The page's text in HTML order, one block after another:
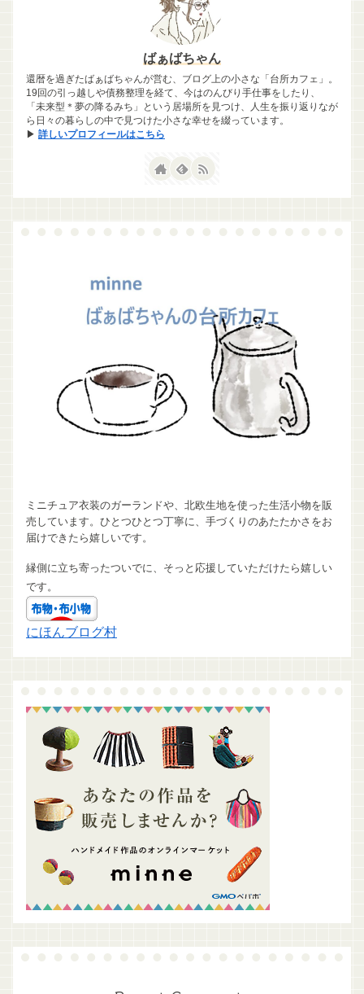
ばぁばちゃん
還暦を過ぎたばぁばちゃんが営む、ブログ上の小さな「台所カフェ」。
19回の引っ越しや債務整理を経て、今はのんびり手仕事をしたり、
「未来型＊夢の降るみち」という居場所を見つけ、人生を振り返りなが
ら日々の暮らしの中で見つけた小さな幸せを綴っています。
▶ 詳しいプロフィールはこちら
ミニチュア衣装のガーランドや、北欧生地を使った生活小物を販
売しています。ひとつひとつ丁寧に、手づくりのあたたかさをお
届けできたら嬉しいです。
縁側に立ち寄ったついでに、そっと応援していただけたら嬉しい
です。
にほんブログ村